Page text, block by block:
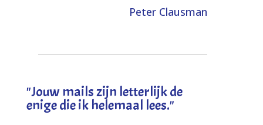
Peter Clausman
"Jouw mails zijn letterlijk de
enige die ik helemaal lees."